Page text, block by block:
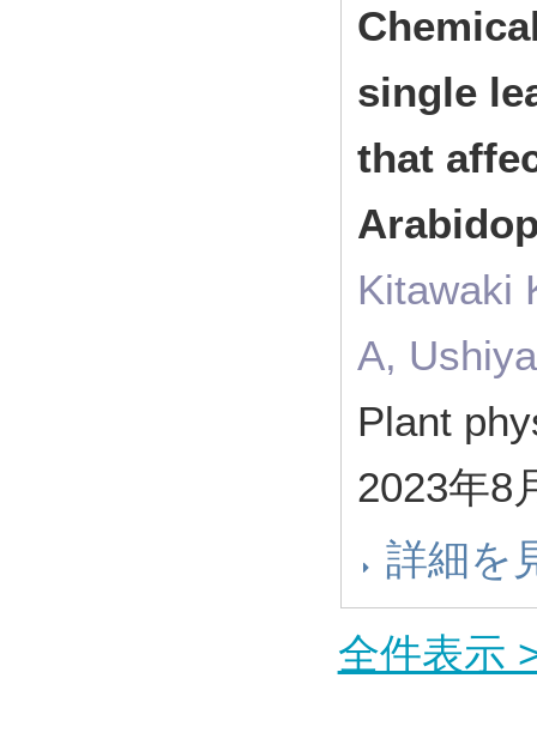
single
that
Kitawaki
A,
Plant
2023年8
詳細を
全件表示